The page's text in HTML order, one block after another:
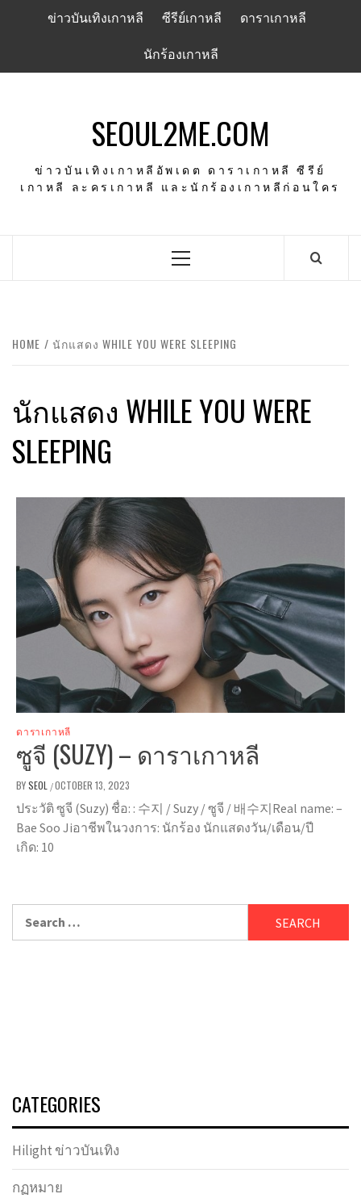
ข่าวบันเทิงเกาหลี ซีรีย์เกาหลี ดาราเกาหลี
นักร้องเกาหลี
SEOUL2ME.COM
ข่าวบันเทิงเกาหลีอัพเดต ดาราเกาหลี ซีรีย์
เกาหลี ละครเกาหลี และนักร้องเกาหลีก่อนใคร
Primary
HOME นักแสดง WHILE YOU WERE SLEEPING
นักแสดง WHILE YOU WERE
SLEEPING
ดาราเกาหลี
ซูจี (SUZY) – ดาราเกาหลี
BYSEOL /OCTOBER 13, 2023
ประวัติ ซูจี (Suzy) ชื่อ: : 수지 / Suzy / ซูจี / 배수지Real name: –
Bae Soo Jiอาชีพในวงการ: นักร้อง นักแสดงวัน/เดือน/ปี
เกิด: 10
CATEGORIES
Hilight ข่าวบันเทิง
กฏหมาย